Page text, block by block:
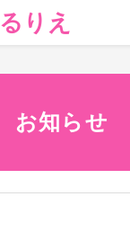
るりえ
お知らせ